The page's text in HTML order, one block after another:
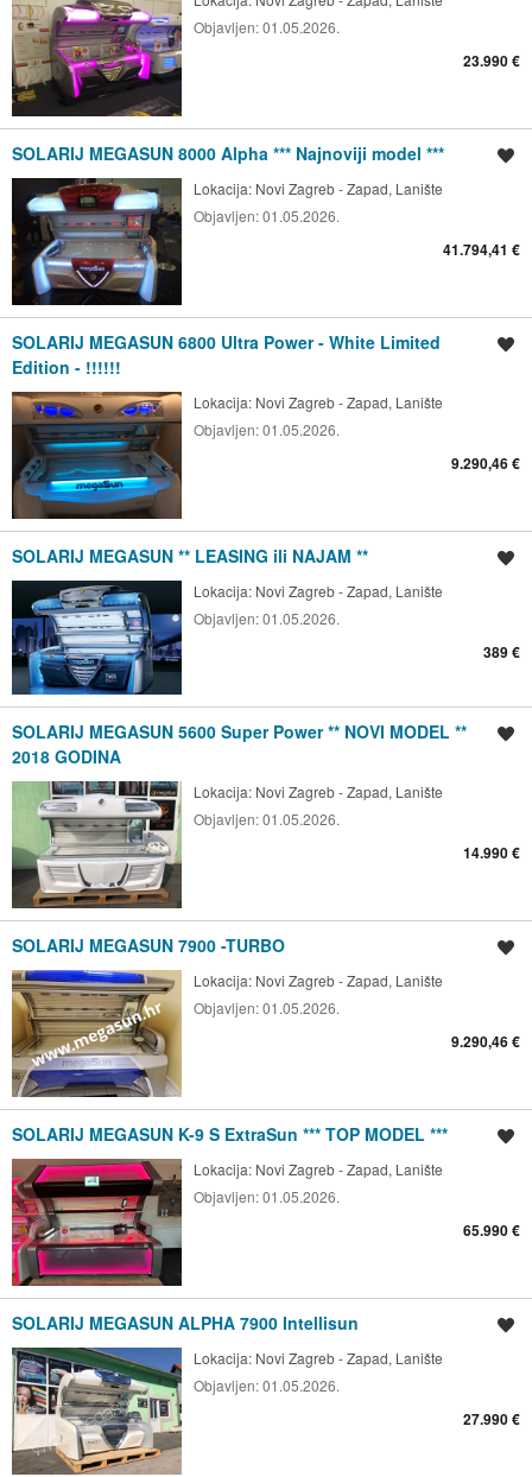
Objavljen:01.05.2026.
23.990 €
SOLARIJ MEGASUN 8000 Alpha *** Najnoviji model ***
Lokacija: Novi Zagreb - Zapad, Lanište
Objavljen:01.05.2026.
41.794,41 €
SOLARIJ MEGASUN 6800 Ultra Power - White Limited
Edition - !!!!!!
Lokacija: Novi Zagreb - Zapad, Lanište
Objavljen:01.05.2026.
9.290,46 €
SOLARIJ MEGASUN ** LEASING ili NAJAM **
Lokacija: Novi Zagreb - Zapad, Lanište
Objavljen:01.05.2026.
389 €
SOLARIJ MEGASUN 5600 Super Power ** NOVI MODEL **
2018 GODINA
Lokacija: Novi Zagreb - Zapad, Lanište
Objavljen:01.05.2026.
14.990 €
SOLARIJ MEGASUN 7900 -TURBO
Lokacija: Novi Zagreb - Zapad, Lanište
Objavljen:01.05.2026.
9.290,46 €
SOLARIJ MEGASUN K-9 S ExtraSun *** TOP MODEL ***
Lokacija: Novi Zagreb - Zapad, Lanište
Objavljen:01.05.2026.
65.990 €
SOLARIJ MEGASUN ALPHA 7900 Intellisun
Lokacija: Novi Zagreb - Zapad, Lanište
Objavljen:01.05.2026.
27.990 €